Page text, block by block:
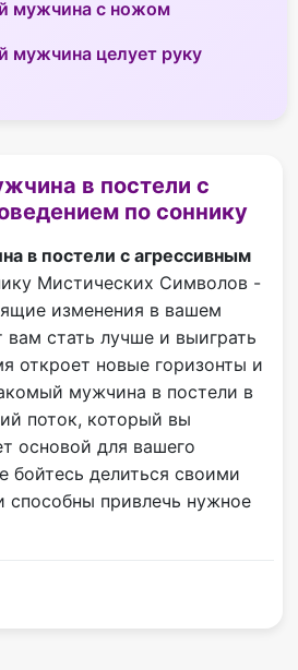
мужчина с ножом
мужчина целует руку
в постели с
по соннику
в постели с агрессивным
Мистических Символов -
изменения в вашем
стать лучше и выиграть
откроет новые горизонты и
мужчина в постели в
поток, который вы
основой для вашего
бойтесь делиться своими
способны привлечь нужное